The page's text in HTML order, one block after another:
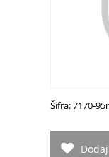
Šifra: 7170-